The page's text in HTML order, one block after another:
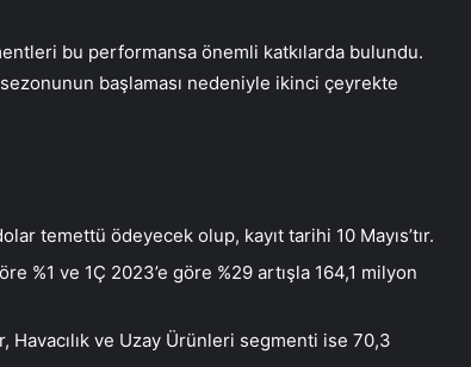
bu performansa önemli katkılarda bulundu.
başlaması nedeniyle ikinci çeyrekte
temettü ödeyecek olup, kayıt tarihi 10 Mayıs’tır.
%1 ve 1Ç 2023’e göre %29 artışla 164,1 milyon
Havacılık ve Uzay Ürünleri segmenti ise 70,3